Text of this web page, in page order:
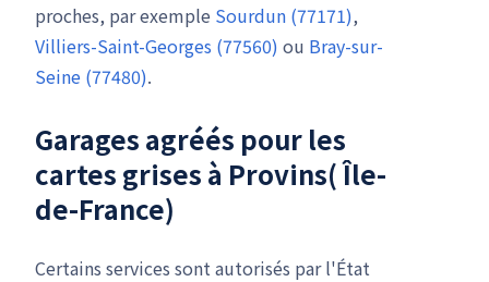
proches, par exemple Sourdun (77171),
Villiers-Saint-Georges (77560) ou Bray-sur-
Seine (77480).
Garages agréés pour les
cartes grises à Provins( Île-
de-France)
Certains services sont autorisés par l'État